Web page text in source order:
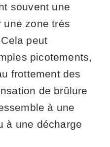
souvent une
une zone très
peut
picotements,
frottement des
de brûlure
à une
à une décharge